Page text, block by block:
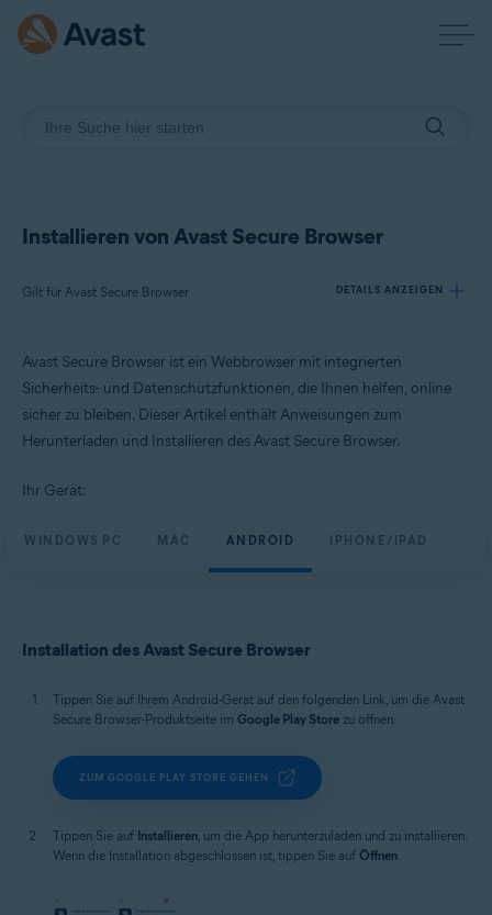
Installieren von Avast Secure Browser
Gilt für Avast Secure Browser DETAILS ANZEIGEN
Betriebssysteme:
Windows, macOS, Android und iOS
Avast Secure Browser ist ein Webbrowser mit integrierten
Sicherheits- und Datenschutzfunktionen, die Ihnen helfen, online
sicher zu bleiben. Dieser Artikel enthält Anweisungen zum
Herunterladen und Installieren des Avast Secure Browser.
Ihr Gerät:
WINDOWS PC MAC ANDROID IPHONE/IPAD
Installation des Avast Secure Browser
Tippen Sie auf Ihrem Android-Gerät auf den folgenden Link, um die Avast
Secure Browser-Produktseite im Google Play Store zu öffnen.
ZUM GOOGLE PLAY STORE GEHEN
Tippen Sie auf Installieren, um die App herunterzuladen und zu installieren.
Wenn die Installation abgeschlossen ist, tippen Sie auf Öffnen.